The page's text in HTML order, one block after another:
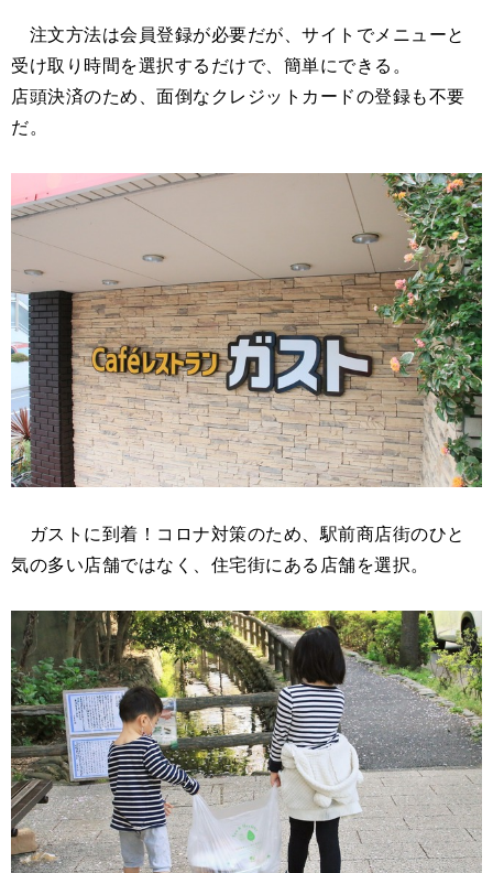
注文方法は会員登録が必要だが、サイトでメニューと
受け取り時間を選択するだけで、簡単にできる。
店頭決済のため、面倒なクレジットカードの登録も不要
だ。
ガストに到着！コロナ対策のため、駅前商店街のひと
気の多い店舗ではなく、住宅街にある店舗を選択。